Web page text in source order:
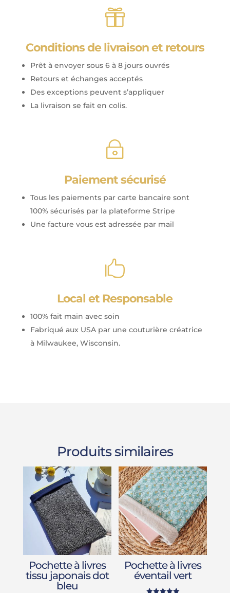

Conditions de livraison et retours
Prêt à envoyer sous 6 à 8 jours ouvrés
Retours et échanges acceptés
Des exceptions peuvent s’appliquer
La livraison se fait en colis.
~
Paiement sécurisé
Tous les paiements par carte bancaire sont
100% sécurisés par la plateforme Stripe
Une facture vous est adressée par mail

Local et Responsable
100% fait main avec soin
Fabriqué aux USA par une couturière créatrice
à Milwaukee, Wisconsin.
Produits similaires
Pochette à livres
tissu japonais dot
bleu
Pochette à livres
éventail vert